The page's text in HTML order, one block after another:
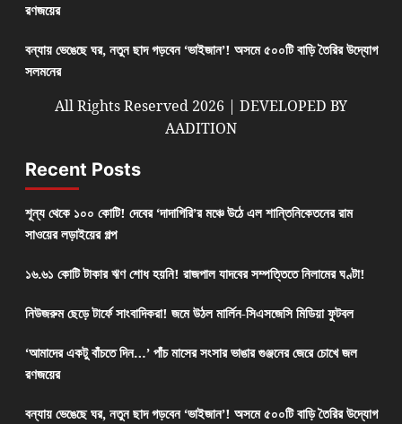
রণজয়ের
বন্যায় ভেঙেছে ঘর, নতুন ছাদ গড়বেন ‘ভাইজান’! অসমে ৫০০টি বাড়ি তৈরির উদ্যোগ
সলমনের
All Rights Reserved 2026 | DEVELOPED BY
AADITION
Recent Posts
শূন্য থেকে ১০০ কোটি! দেবের ‘দাদাগিরি’র মঞ্চে উঠে এল শান্তিনিকেতনের রাম
সাওয়ের লড়াইয়ের গল্প
১৬.৬১ কোটি টাকার ঋণ শোধ হয়নি! রাজপাল যাদবের সম্পত্তিতে নিলামের ঘণ্টা!
নিউজরুম ছেড়ে টার্ফে সাংবাদিকরা! জমে উঠল মার্লিন-সিএসজেসি মিডিয়া ফুটবল
‘আমাদের একটু বাঁচতে দিন…’ পাঁচ মাসের সংসার ভাঙার গুঞ্জনের জেরে চোখে জল
রণজয়ের
বন্যায় ভেঙেছে ঘর, নতুন ছাদ গড়বেন ‘ভাইজান’! অসমে ৫০০টি বাড়ি তৈরির উদ্যোগ